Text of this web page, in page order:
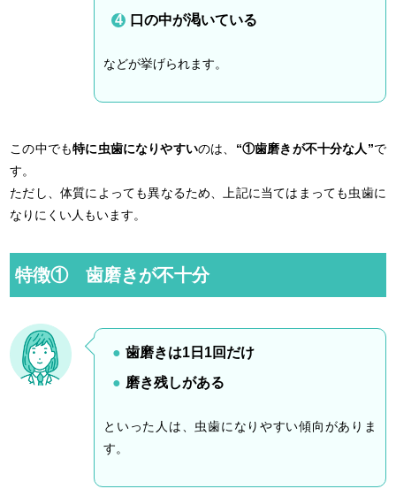
口の中が渇いている
などが挙げられます。
この中でも特に虫歯になりやすいのは、 “①歯磨きが不十分な人”で
す。
ただし、体質によっても異なるため、上記に当てはまっても虫歯に
なりにくい人もいます。
特徴① 歯磨きが不十分
歯磨きは1日1回だけ
磨き残しがある
といった人は、虫歯になりやすい傾向がありま
す。